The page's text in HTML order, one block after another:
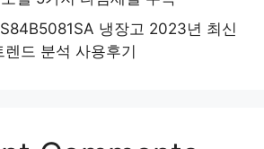
냉장고 2023년 최신
렌드 분석 사용후기